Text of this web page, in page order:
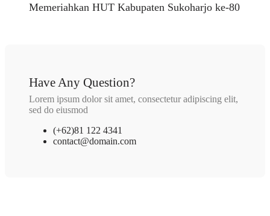
Memeriahkan HUT Kabupaten Sukoharjo ke-80
Have Any Question?
Lorem ipsum dolor sit amet, consectetur adipiscing elit,
sed do eiusmod
(+62)81 122 4341
contact@domain.com